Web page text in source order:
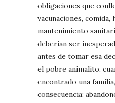
obligaciones que
vacunaciones, comida,
mantenimiento
deberían ser
antes de tomar esa
el pobre animalito,
encontrado una
consecuencia: